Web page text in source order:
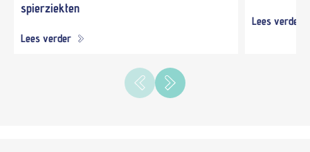
spierziekten
Lees verder
Lees verder